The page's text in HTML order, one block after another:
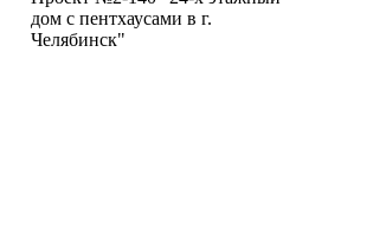
дом c пентхаусами в г.
Челябинск"